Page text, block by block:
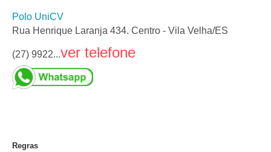
Polo UniCV
Rua Henrique Laranja 434. Centro - Vila Velha/ES
(27) 9922...ver telefone
Regras